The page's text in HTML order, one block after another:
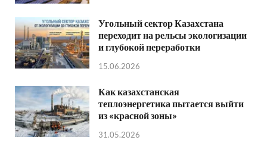
Угольный сектор Казахстана
переходит на рельсы экологизации
и глубокой переработки
15.06.2026
Как казахстанская
теплоэнергетика пытается выйти
из «красной зоны»
31.05.2026